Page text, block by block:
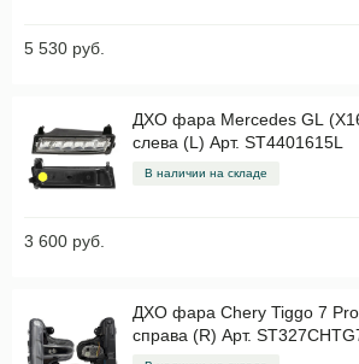
5 530 руб.
ДХО фара Mercedes GL (X164) 2006-2009,
слева (L) Арт. ST4401615L
В наличии на складе
3 600 руб.
ДХО фара Chery Tiggo 7 Pro Max 2022-,
справа (R) Арт.